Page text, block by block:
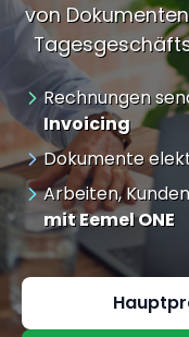
von
Rechnungen
Invoicing
Dokumente
Arbeiten,
mit Eemel ONE